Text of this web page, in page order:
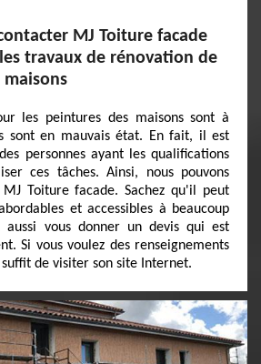
MJ Toiture facade
travaux de rénovation de
les peintures des maisons sont à
sont en mauvais état. En fait, il est
personnes ayant les qualifications
ces tâches. Ainsi, nous pouvons
Toiture facade. Sachez qu'il peut
et accessibles à beaucoup
vous donner un devis qui est
Si vous voulez des renseignements
de visiter son site Internet.